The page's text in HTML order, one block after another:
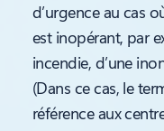
d’urgence au cas
est inopérant, par
incendie, d’une
(Dans ce cas, le
référence aux